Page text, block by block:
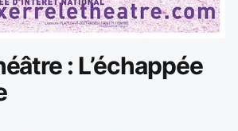
: L’échappée